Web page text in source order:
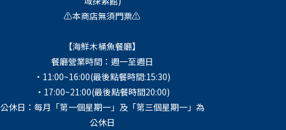
⚠️本商店無須門票⚠️
【海鮮木桶魚餐廳】
餐廳營業時間：週一至週日
・11:00~16:00(最後點餐時間:15:30)
・17:00~21:00(最後點餐時間20:00)
公休日：每月「第一個星期一」及「第三個星期一」為
公休日